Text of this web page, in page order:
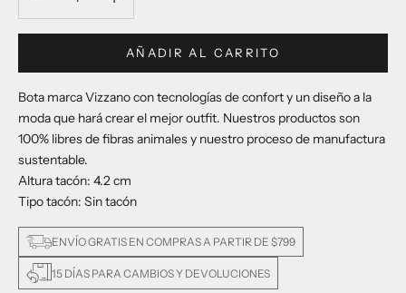
AÑADIR AL CARRITO
Bota marca Vizzano con tecnologías de confort y un diseño a la
moda que hará crear el mejor outfit. Nuestros productos son
100% libres de fibras animales y nuestro proceso de manufactura
sustentable.
Altura tacón: 4.2 cm
Tipo tacón: Sin tacón
ENVÍO GRATIS EN COMPRAS A PARTIR DE $799
15 DÍAS PARA CAMBIOS Y DEVOLUCIONES